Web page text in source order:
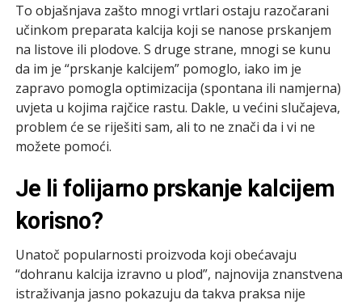
To objašnjava zašto mnogi vrtlari ostaju razočarani
učinkom preparata kalcija koji se nanose prskanjem
na listove ili plodove. S druge strane, mnogi se kunu
da im je “prskanje kalcijem” pomoglo, iako im je
zapravo pomogla optimizacija (spontana ili namjerna)
uvjeta u kojima rajčice rastu. Dakle, u većini slučajeva,
problem će se riješiti sam, ali to ne znači da i vi ne
možete pomoći.
Je li folijarno prskanje kalcijem
korisno?
Unatoč popularnosti proizvoda koji obećavaju
“dohranu kalcija izravno u plod”, najnovija znanstvena
istraživanja jasno pokazuju da takva praksa nije